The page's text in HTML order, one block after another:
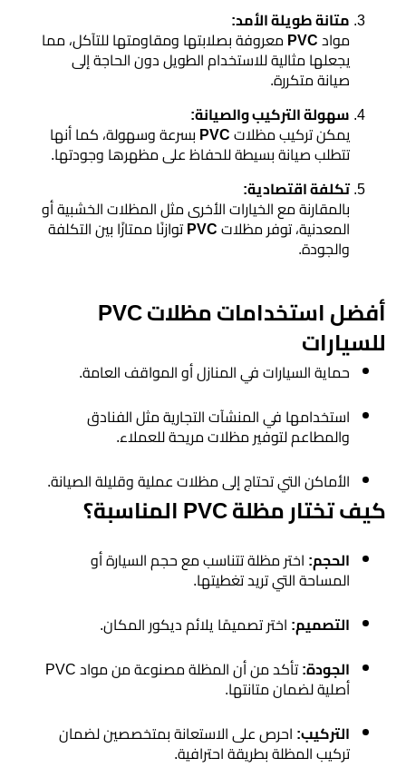
متانة طويلة الأمد:
موادPVC معروفة بصلابتها ومقاومتها للتآكل، مما
يجعلها مثالية للاستخدام الطويل دون الحاجة إلى
صيانة متكررة.
سهولة التركيب والصيانة:
يمكن تركيب مظلاتPVC بسرعة وسهولة، كما أنها
تتطلب صيانة بسيطة للحفاظ على مظهرها وجودتها.
تكلفة اقتصادية:
بالمقارنة مع الخيارات الأخرى مثل المظلات الخشبية أو
المعدنية، توفر مظلاتPVCتوازنًا ممتازًا بين التكلفة
والجودة.
أفضل استخدامات مظلات PVC
للسيارات
حماية السيارات في المنازل أو المواقف العامة.
استخدامها في المنشآت التجارية مثل الفنادق
والمطاعم لتوفير مظلات مريحة للعملاء.
الأماكن التي تحتاج إلى مظلات عملية وقليلة الصيانة.
كيف تختار مظلة PVC المناسبة؟
الحجم: اختر مظلة تتناسب مع حجم السيارة أو
المساحة التي تريد تغطيتها.
التصميم: اختر تصميمًا يلائم ديكور المكان.
الجودة:
تأكد من أن المظلة مصنوعة من مواد PVC
أصلية لضمان متانتها.
التركيب: احرص على الاستعانة بمتخصصين لضمان
تركيب المظلة بطريقة احترافية.